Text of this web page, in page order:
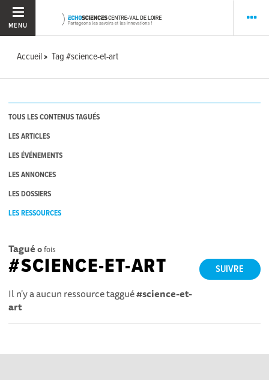
MENU
Accueil Tag #science-et-art
TOUS LES CONTENUS TAGUÉS
LES ARTICLES
LES ÉVÉNEMENTS
LES ANNONCES
LES DOSSIERS
LES RESSOURCES
Tagué 0fois
SUIVRE
#SCIENCE-ET-ART
Il n'y a aucun ressource taggué#science-et-
art